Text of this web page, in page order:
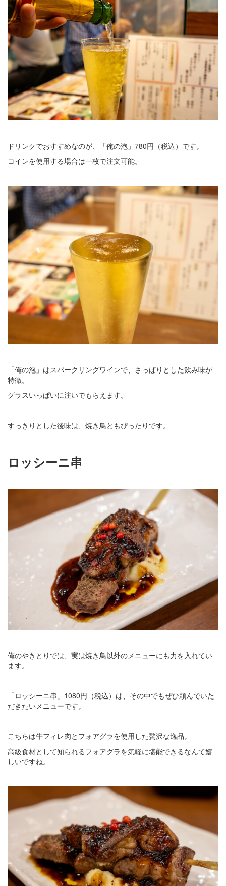
ドリンクでおすすめなのが、「俺の泡」780円（税込）です。
コインを使用する場合は一枚で注文可能。
「俺の泡」はスパークリングワインで、さっぱりとした飲み味が
特徴。
グラスいっぱいに注いでもらえます。
すっきりとした後味は、焼き鳥ともぴったりです。
ロッシーニ串
俺のやきとりでは、実は焼き鳥以外のメニューにも力を入れてい
ます。
「ロッシーニ串」1080円（税込）は、その中でもぜひ頼んでいた
だきたいメニューです。
こちらは牛フィレ肉とフォアグラを使用した贅沢な逸品。
高級食材として知られるフォアグラを気軽に堪能できるなんて嬉
しいですね。